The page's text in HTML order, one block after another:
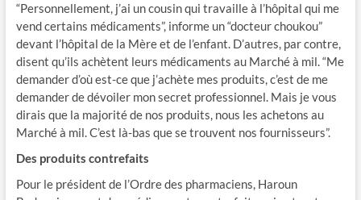
“Personnellement, j’ai un cousin qui travaille à l’hôpital qui me
vend certains médicaments”, informe un “docteur choukou”
devant l’hôpital de la Mère et de l’enfant. D’autres, par contre,
disent qu’ils achètent leurs médicaments au Marché à mil. “Me
demander d’où est-ce que j’achète mes produits, c’est de me
demander de dévoiler mon secret professionnel. Mais je vous
dirais que la majorité de nos produits, nous les achetons au
Marché à mil. C’est là-bas que se trouvent nos fournisseurs”.
Des produits contrefaits
Pour le président de l’Ordre des pharmaciens, Haroun